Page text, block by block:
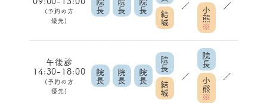
(予約の方
優先)
長 長 長
結
城
／
小
熊
※
／
午後診
14:30-18:00
(予約の方
優先)
院
長
院
長
院
長
院
長
結
城
／
院
長
小
熊
※
／